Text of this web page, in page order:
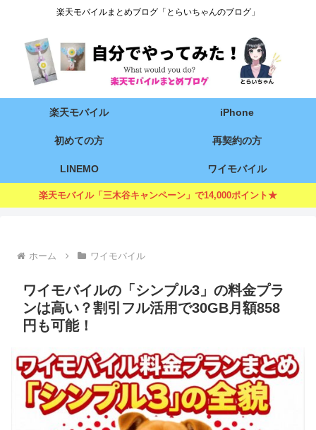
楽天モバイルまとめブログ「とらいちゃんのブログ」
楽天モバイル iPhone
初めての方 再契約の方
LINEMO ワイモバイル
楽天モバイル「三木谷キャンペーン」で14,000ポイント★
ホーム ワイモバイル
ワイモバイルの「シンプル3」の料金プラ
ンは高い？割引フル活用で30GB月額858
円も可能！